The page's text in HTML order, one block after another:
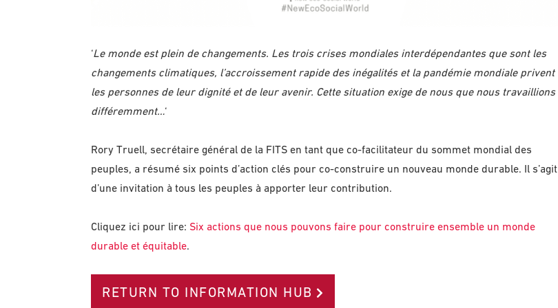
‘Le monde est plein de changements. Les trois crises mondiales interdépendantes que sont les
changements climatiques, l’accroissement rapide des inégalités et la pandémie mondiale privent
les personnes de leur dignité et de leur avenir. Cette situation exige de nous que nous travaillions
différemment…‘
Rory Truell, secrétaire général de la FITS en tant que co-facilitateur du sommet mondial des
peuples, a résumé six points d’action clés pour co-construire un nouveau monde durable. Il s’agit
d’une invitation à tous les peuples à apporter leur contribution.
Cliquez ici pour lire: Six actions que nous pouvons faire pour construire ensemble un monde
durable et équitable.
RETURN TO INFORMATION HUB